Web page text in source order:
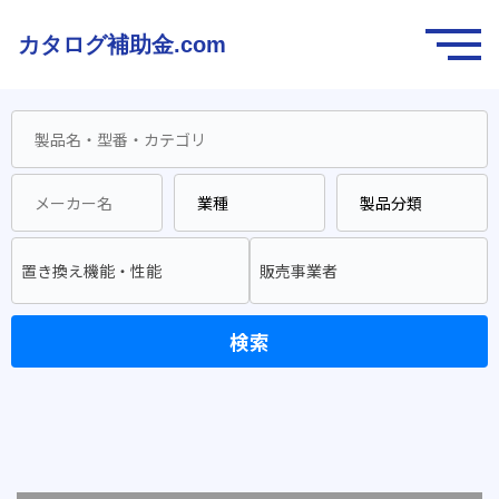
カタログ補助金.com
置き換え機能・性能 販売事業者
検索